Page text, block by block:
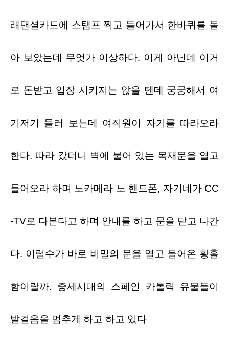
래댄셜카드에 스탬프 찍고 들어가서 한바퀴를 돌
아 보았는데 무엇가 이상하다. 이게 아닌데 이거
로 돈받고 입장 시키지는 않을 텐데 궁궁해서 여
기저기 들러 보는데 여직원이 자기를 따라오라
한다. 따라 갔더니 벽에 불어 있는 목재문을 열고
들어오라 하며 노카메라 노 핸드폰, 자기네가 CC
-TV로 다본다고 하며 안내를 하고 문을 닫고 나간
다. 이럴수가 바로 비밀의 문을 열고 들어온 황홀
함이랄까. 중세시대의 스페인 카톨릭 유물들이
발걸음을 멈추게 하고 하고 있다